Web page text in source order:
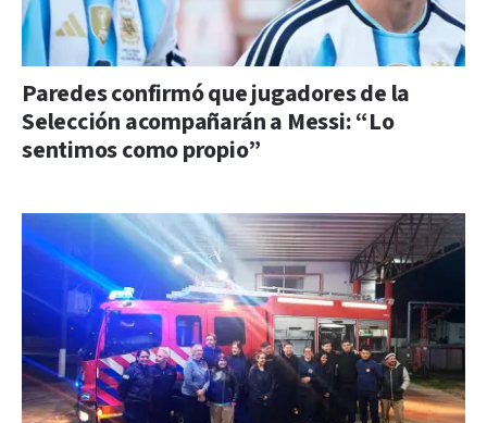
Paredes confirmó que jugadores de la
Selección acompañarán a Messi: “Lo
sentimos como propio”